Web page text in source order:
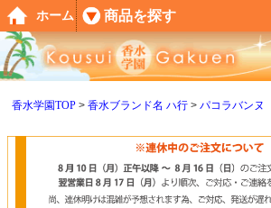
香水学園TOP 香水ブランド名 ハ行 パコラバンヌ
ホーム 商品を探す